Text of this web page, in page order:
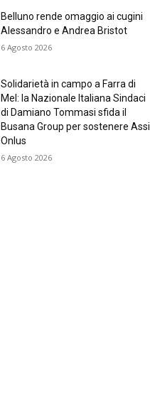
Belluno rende omaggio ai cugini
Alessandro e Andrea Bristot
6 Agosto 2026
Solidarietà in campo a Farra di
Mel: la Nazionale Italiana Sindaci
di Damiano Tommasi sfida il
Busana Group per sostenere Assi
Onlus
6 Agosto 2026